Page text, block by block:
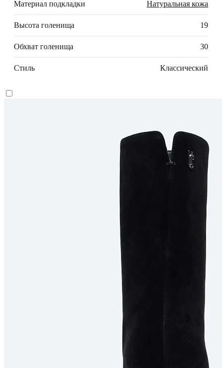
Материал подкладки Натуральная кожа
Высота голенища 19
Обхват голенища 30
Стиль Классический